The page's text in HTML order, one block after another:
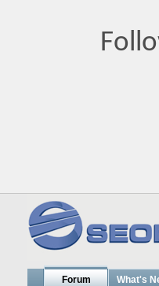
Forum What's